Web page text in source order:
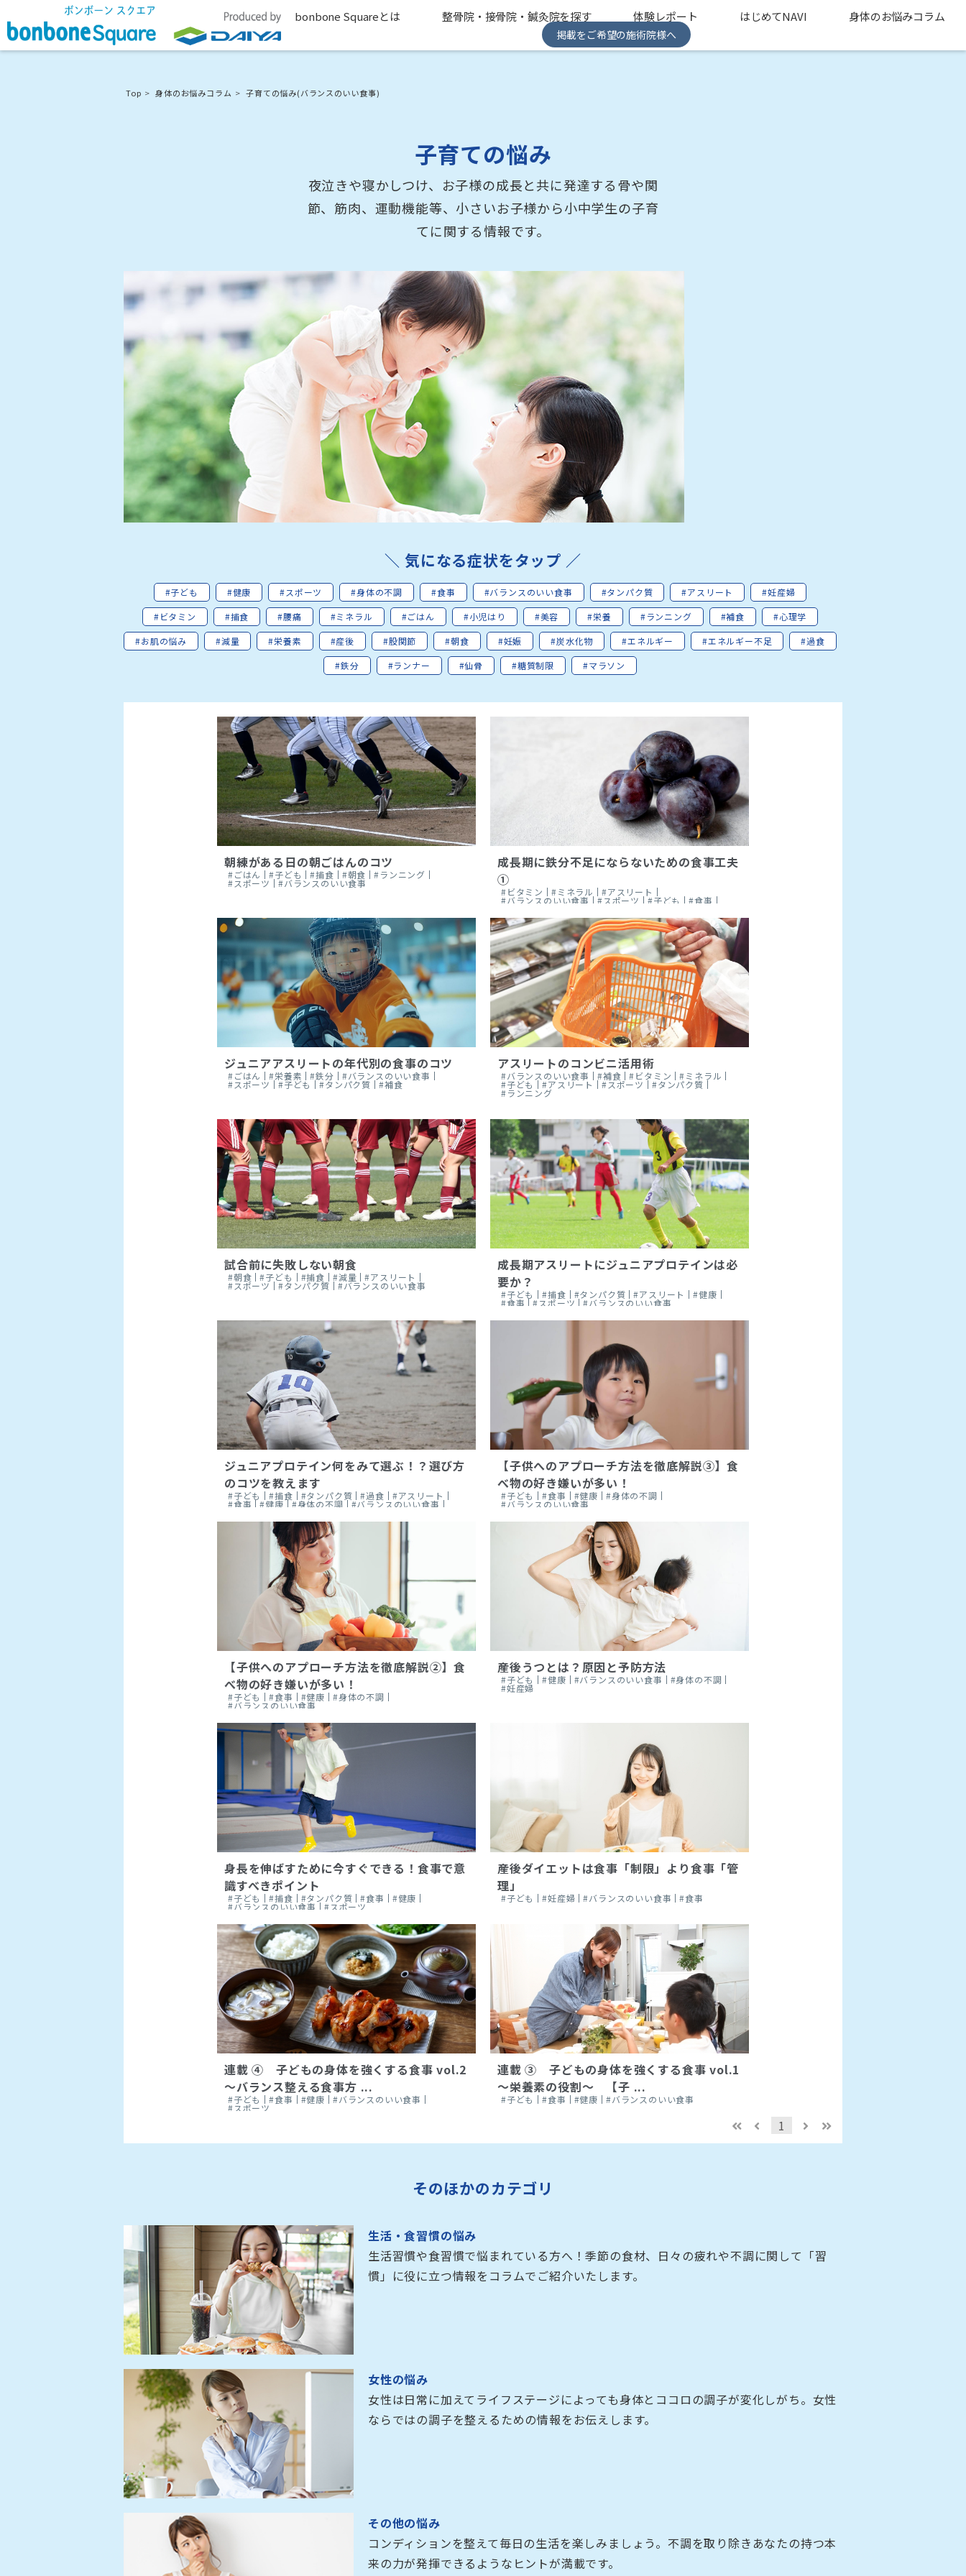
bonbone Squareとは 整骨院・接骨院・鍼灸院を探す 体験レポート はじめてNAVI 身体のお悩みコラム
掲載をご希望の施術院様へ
Top 身体のお悩みコラム 子育ての悩み(バランスのいい食事)
子育ての悩み
夜泣きや寝かしつけ、お子様の成長と共に発達する骨や関
節、筋肉、運動機能等、小さいお子様から小中学生の子育
てに関する情報です。
＼ 気になる症状をタップ ／
#子ども #健康 #スポーツ #身体の不調 #食事 #バランスのいい食事 #タンパク質 #アスリート
#妊産婦
#ビタミン
#捕食 #腰痛 #ミネラル #ごはん #小児はり #美容 #栄養 #ランニング #補食
#心理学
#お肌の悩み
#減量 #栄養素 #産後 #股関節 #朝食 #妊娠 #炭水化物 #エネルギー #エネルギー不足
#過食
#鉄分
#ランナー #仙骨 #糖質制限 #マラソン
朝練がある日の朝ごはんのコツ
#ごはん #子ども #捕食 #朝食 #ランニング
#スポーツ #バランスのいい食事
成長期に鉄分不足にならないための食事工夫
①
#ビタミン #ミネラル #アスリート
#バランスのいい食事 #スポーツ #子ども #食事
ジュニアアスリートの年代別の食事のコツ
#ごはん #栄養素 #鉄分 #バランスのいい食事
#スポーツ #子ども #タンパク質 #補食
アスリートのコンビニ活用術
#バランスのいい食事 #補食 #ビタミン #ミネラル
#子ども #アスリート #スポーツ #タンパク質
#ランニング
試合前に失敗しない朝食
#朝食 #子ども #捕食 #減量 #アスリート
#スポーツ #タンパク質 #バランスのいい食事
成長期アスリートにジュニアプロテインは必
要か？
#子ども #捕食 #タンパク質 #アスリート #健康
#食事 #スポーツ #バランスのいい食事
ジュニアプロテイン何をみて選ぶ！？選び方
のコツを教えます
#子ども #捕食 #タンパク質 #過食 #アスリート
#食事 #健康 #身体の不調 #バランスのいい食事
【子供へのアプローチ方法を徹底解説③】食
べ物の好き嫌いが多い！
#子ども #食事 #健康 #身体の不調
#バランスのいい食事
【子供へのアプローチ方法を徹底解説②】食
べ物の好き嫌いが多い！
#子ども #食事 #健康 #身体の不調
#バランスのいい食事
産後うつとは？原因と予防方法
#子ども #健康 #バランスのいい食事 #身体の不調
#妊産婦
身長を伸ばすために今すぐできる！食事で意
識すべきポイント
#子ども #捕食 #タンパク質 #食事 #健康
#バランスのいい食事 #スポーツ
産後ダイエットは食事「制限」より食事「管
理」
#子ども #妊産婦 #バランスのいい食事 #食事
連載 ④ 子どもの身体を強くする食事 vol.2
～バランス整える食事方 ...
#子ども #食事 #健康 #バランスのいい食事
#スポーツ
連載 ③ 子どもの身体を強くする食事 vol.1
～栄養素の役割～ 【子 ...
#子ども #食事 #健康 #バランスのいい食事
1
そのほかのカテゴリ
生活・食習慣の悩み
生活習慣や食習慣で悩まれている方へ！季節の食材、日々の疲れや不調に関して「習
慣」に役に立つ情報をコラムでご紹介いたします。
女性の悩み
女性は日常に加えてライフステージによっても身体とココロの調子が変化しがち。女性
ならではの調子を整えるための情報をお伝えします。
その他の悩み
コンディションを整えて毎日の生活を楽しみましょう。不調を取り除きあなたの持つ本
来の力が発揮できるようなヒントが満載です。